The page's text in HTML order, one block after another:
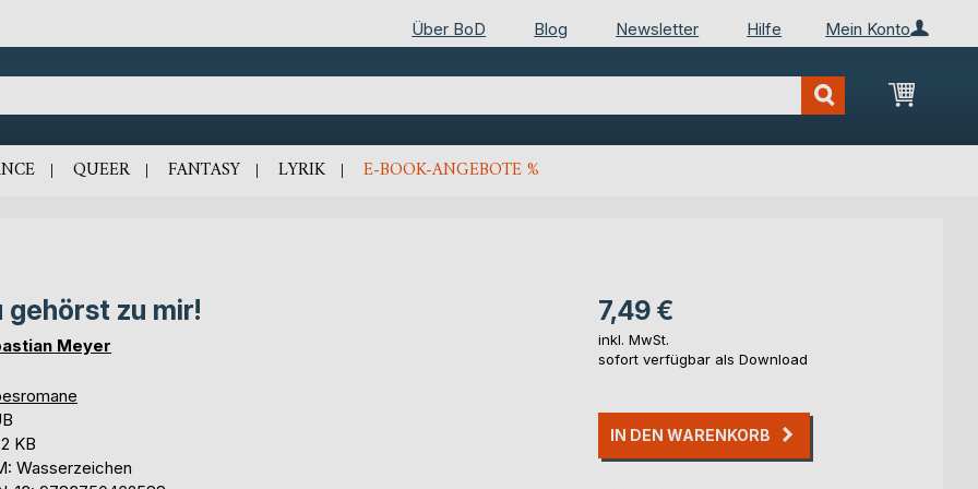
Mein Konto
Über BoD Blog Newsletter Hilfe
Mein
QUEER FANTASY LYRIK E-BOOK-ANGEBOTE %
gehörst zu mir!
Meyer
KB
Wasserzeichen
7,49 €
inkl. MwSt.
sofort verfügbar als Download
IN DEN WARENKORB